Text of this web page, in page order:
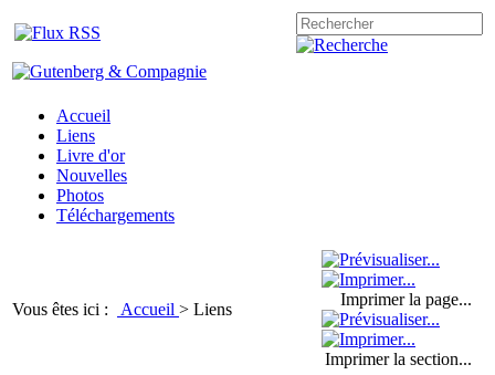
Accueil
Liens
Livre d'or
Nouvelles
Photos
Téléchargements
Vous êtes ici : Accueil > Liens
Imprimer la page...
Imprimer la section...